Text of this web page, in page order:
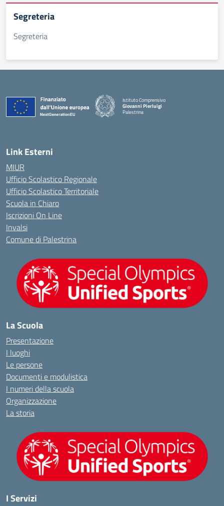
Segreteria
Segreteria
Istituto Comprensivo
Giovanni Pierluigi
Palestrina
Link Esterni
MIUR
Ufficio Scolastico Regionale
Ufficio Scolastico Territoriale
Scuola in Chiaro
Iscrizioni On Line
Invalsi
Comune di Palestrina
La Scuola
Presentazione
I luoghi
Le persone
Documenti e modulistica
I numeri della scuola
Organizzazione
La storia
I Servizi